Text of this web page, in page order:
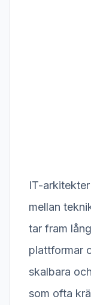
IT-
mellan
tar fram
plattformar
skalbara
som ofta